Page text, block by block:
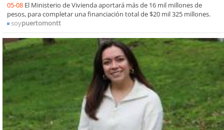
05-08 El Ministerio de Vivienda aportará más de 16 mil millones de
pesos, para completar una financiación total de $20 mil 325 millones.
soypuertomontt